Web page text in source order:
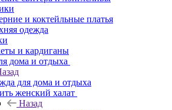
и коктейльные платья
одежда
и кардиганы
дома и отдыха
для дома и отдыха
женский халат
Назад